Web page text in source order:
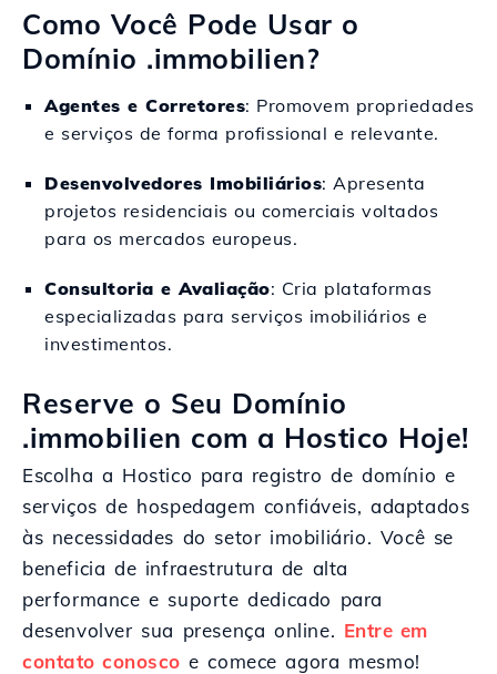
Como Você Pode Usar o
Domínio .immobilien?
Agentes e Corretores: Promovem propriedades
e serviços de forma profissional e relevante.
Desenvolvedores Imobiliários: Apresenta
projetos residenciais ou comerciais voltados
para os mercados europeus.
Consultoria e Avaliação: Cria plataformas
especializadas para serviços imobiliários e
investimentos.
Reserve o Seu Domínio
.immobilien com a Hostico Hoje!
Escolha a Hostico para registro de domínio e
serviços de hospedagem confiáveis, adaptados
às necessidades do setor imobiliário. Você se
beneficia de infraestrutura de alta
performance e suporte dedicado para
desenvolver sua presença online. Entre em
contato conosco e comece agora mesmo!